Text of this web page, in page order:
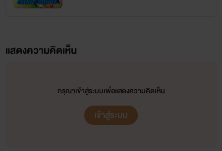
แสดงความคิดเห็น
กรุณาเข้าสู่ระบบเพื่อแสดงความคิดเห็น
เข้าสู่ระบบ